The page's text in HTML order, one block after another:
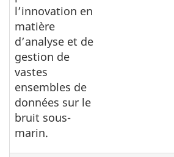
l’innovation en
matière
d’analyse et de
gestion de
vastes
ensembles de
données sur le
bruit sous-
marin.